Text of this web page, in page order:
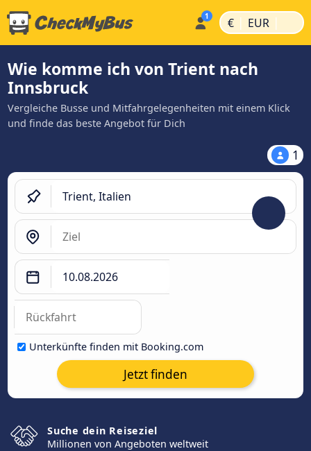
€ | EUR |
Wie komme ich von Trient nach
Innsbruck
Vergleiche Busse und Mitfahrgelegenheiten mit einem Klick
und finde das beste Angebot für Dich
1
Unterkünfte finden mit Booking.com
Jetzt finden
Suche dein Reiseziel
Millionen von Angeboten weltweit